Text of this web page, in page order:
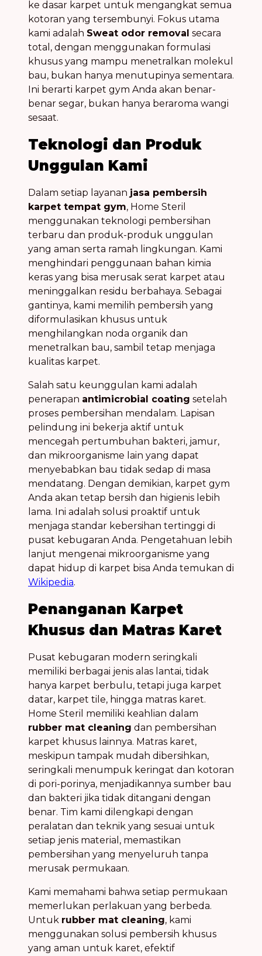
ke dasar karpet untuk mengangkat semua
kotoran yang tersembunyi. Fokus utama
kami adalah Sweat odor removal secara
total, dengan menggunakan formulasi
khusus yang mampu menetralkan molekul
bau, bukan hanya menutupinya sementara.
Ini berarti karpet gym Anda akan benar-
benar segar, bukan hanya beraroma wangi
sesaat.
Teknologi dan Produk
Unggulan Kami
Dalam setiap layanan jasa pembersih
karpet tempat gym, Home Steril
menggunakan teknologi pembersihan
terbaru dan produk-produk unggulan
yang aman serta ramah lingkungan. Kami
menghindari penggunaan bahan kimia
keras yang bisa merusak serat karpet atau
meninggalkan residu berbahaya. Sebagai
gantinya, kami memilih pembersih yang
diformulasikan khusus untuk
menghilangkan noda organik dan
menetralkan bau, sambil tetap menjaga
kualitas karpet.
Salah satu keunggulan kami adalah
penerapan antimicrobial coating setelah
proses pembersihan mendalam. Lapisan
pelindung ini bekerja aktif untuk
mencegah pertumbuhan bakteri, jamur,
dan mikroorganisme lain yang dapat
menyebabkan bau tidak sedap di masa
mendatang. Dengan demikian, karpet gym
Anda akan tetap bersih dan higienis lebih
lama. Ini adalah solusi proaktif untuk
menjaga standar kebersihan tertinggi di
pusat kebugaran Anda. Pengetahuan lebih
lanjut mengenai mikroorganisme yang
dapat hidup di karpet bisa Anda temukan di
Wikipedia.
Penanganan Karpet
Khusus dan Matras Karet
Pusat kebugaran modern seringkali
memiliki berbagai jenis alas lantai, tidak
hanya karpet berbulu, tetapi juga karpet
datar, karpet tile, hingga matras karet.
Home Steril memiliki keahlian dalam
rubber mat cleaning dan pembersihan
karpet khusus lainnya. Matras karet,
meskipun tampak mudah dibersihkan,
seringkali menumpuk keringat dan kotoran
di pori-porinya, menjadikannya sumber bau
dan bakteri jika tidak ditangani dengan
benar. Tim kami dilengkapi dengan
peralatan dan teknik yang sesuai untuk
setiap jenis material, memastikan
pembersihan yang menyeluruh tanpa
merusak permukaan.
Kami memahami bahwa setiap permukaan
memerlukan perlakuan yang berbeda.
Untuk rubber mat cleaning, kami
menggunakan solusi pembersih khusus
yang aman untuk karet, efektif